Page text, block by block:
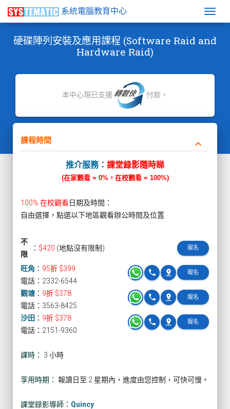
系統電腦教育中心
硬碟陣列安裝及應用課程 (Software Raid and
Hardware Raid)
本中心現已支援 付款。
課程時間 keyboard_arrow_down
推介服務： 課堂錄影隨時睇
(在家觀看 = 0%，在校觀看 = 100%)
100% 在校觀看日期及時間：
自由選擇，點選以下地區觀看辦公時間及位置
不
限
： $420 (地點沒有限制) 報名
旺角 ： 95折 $399 報名
pin_drop
phone
電話：2332-6544
觀塘 ： 9折 $378 報名
pin_drop
phone
電話：3563-8425
沙田 ： 9折 $378 報名
pin_drop
phone
電話：2151-9360
課時： 3 小時
享用時期： 報讀日至 2 星期內，進度由您控制，可快可慢。
課堂錄影導師： Quincy